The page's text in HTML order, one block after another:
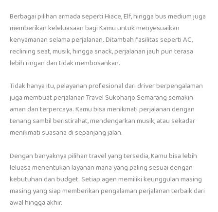
Berbagai pilihan armada seperti Hiace, Elf, hingga bus medium juga
memberikan keleluasaan bagi Kamu untuk menyesuaikan
kenyamanan selama perjalanan. Ditambah fasilitas seperti AC,
reclining seat, musik, hingga snack, perjalanan jauh pun terasa
lebih ringan dan tidak membosankan.
Tidak hanya itu, pelayanan profesional dari driver berpengalaman
juga membuat perjalanan Travel Sukoharjo Semarang semakin
aman dan terpercaya. Kamu bisa menikmati perjalanan dengan
tenang sambil beristirahat, mendengarkan musik, atau sekadar
menikmati suasana di sepanjang jalan.
Dengan banyaknya pilihan travel yang tersedia, Kamu bisa lebih
leluasa menentukan layanan mana yang paling sesuai dengan
kebutuhan dan budget. Setiap agen memiliki keunggulan masing
masing yang siap memberikan pengalaman perjalanan terbaik dari
awal hingga akhir.